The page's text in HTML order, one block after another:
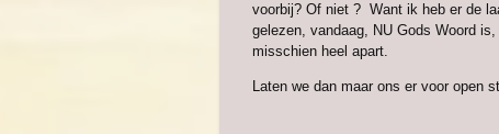
voorbij? Of niet ? Want ik heb er de
gelezen, vandaag, NU Gods Woord
misschien heel apart.
Laten we dan maar ons er voor open